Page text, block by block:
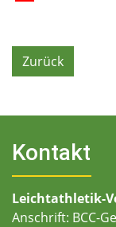
Zurück
Kontakt
Leichtathletik-
Anschrift: BCC-